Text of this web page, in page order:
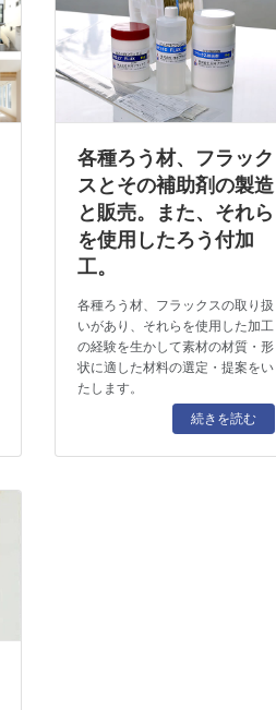
各種ろう材、フラック
スとその補助剤の製造
と販売。また、それら
を使用したろう付加
工。
各種ろう材、フラックスの取り扱
いがあり、それらを使用した加工
の経験を生かして素材の材質・形
状に適した材料の選定・提案をい
たします。
続きを読む